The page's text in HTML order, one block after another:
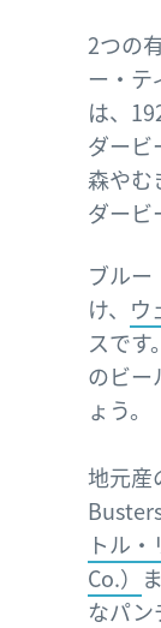
2つの
ー・テ
は、
ダービ
森やむ
ダービ
ブル
け、 ウ
スです
のビー
ょう。
地元産
トル
Co.）
なパ